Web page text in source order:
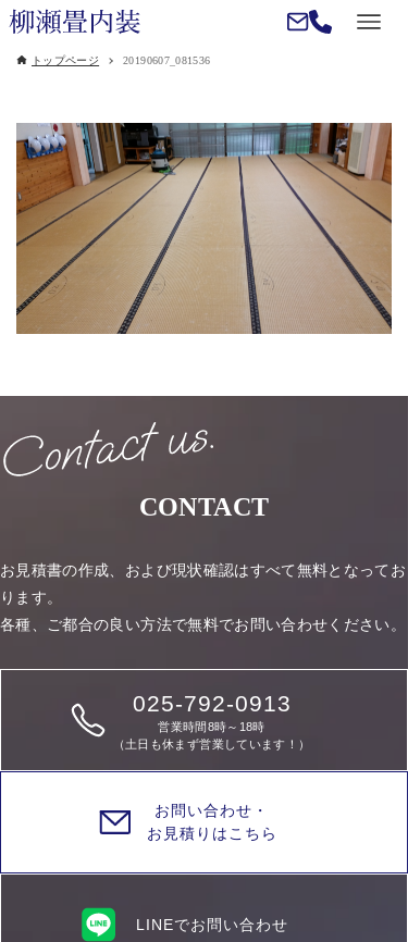
トップページ 20190607_081536
CONTACT
お見積書の作成、および現状確認はすべて無料となってお
ります。
各種、ご都合の良い方法で無料でお問い合わせください。
025-792-0913
営業時間8時～18時
（土日も休まず営業しています！）
お問い合わせ・
お見積りはこちら
LINEでお問い合わせ